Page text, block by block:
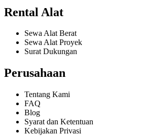
Rental Alat
Sewa Alat Berat
Sewa Alat Proyek
Surat Dukungan
Perusahaan
Tentang Kami
FAQ
Blog
Syarat dan Ketentuan
Kebijakan Privasi